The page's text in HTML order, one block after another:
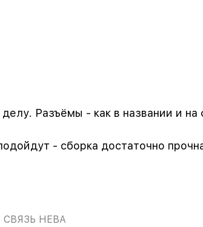
Разъёмы - как в названии и
- сборка достаточно
НЕВА